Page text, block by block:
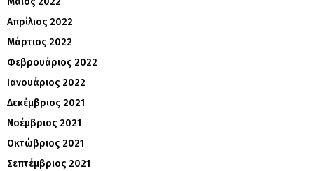
Απρίλιος 2022
Μάρτιος 2022
Φεβρουάριος 2022
Ιανουάριος 2022
Δεκέμβριος 2021
Νοέμβριος 2021
Οκτώβριος 2021
Σεπτέμβριος 2021